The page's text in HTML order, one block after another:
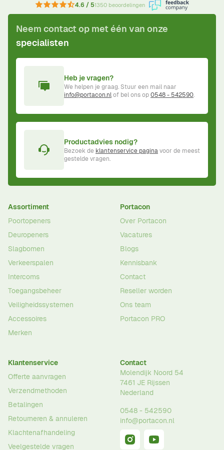
4.6 / 51350 beoordelingen
Neem contact op met één van onze
specialisten
Heb je vragen?
We helpen je graag. Stuur een mail naar
info@portacon.nlof bel ons op0548 - 542590.
Productadvies nodig?
Bezoek de klantenservice paginavoor de meest
gestelde vragen.
Assortiment
Poortopeners
Deuropeners
Slagbomen
Verkeerspalen
Intercoms
Toegangsbeheer
Veiligheidssystemen
Accessoires
Merken
Portacon
Over Portacon
Vacatures
Blogs
Kennisbank
Contact
Reseller worden
Ons team
Portacon PRO
Klantenservice
Offerte aanvragen
Verzendmethoden
Betalingen
Retourneren & annuleren
Klachtenafhandeling
Veelgestelde vragen
Contact
Molendijk Noord 54
7461 JE Rijssen
Nederland
0548 - 542590
info@portacon.nl